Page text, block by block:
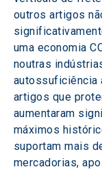
outros artigos
uma economia
noutras
autossuficiência
artigos que
aumentaram
máximos
suportam mais
mercadorias,